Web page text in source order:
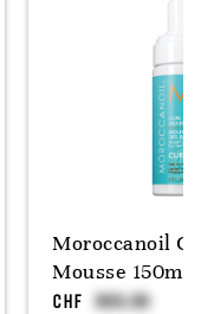
Moroccanoil
Mousse 150ml
CHF